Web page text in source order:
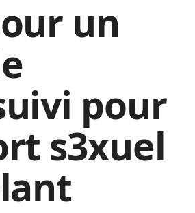
un
pour
s3xuel